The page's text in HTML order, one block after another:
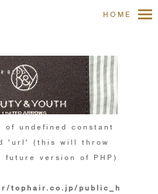
HOME
of undefined constant
'url' (this will throw
version of PHP)
tophair.co.jp/public_html/